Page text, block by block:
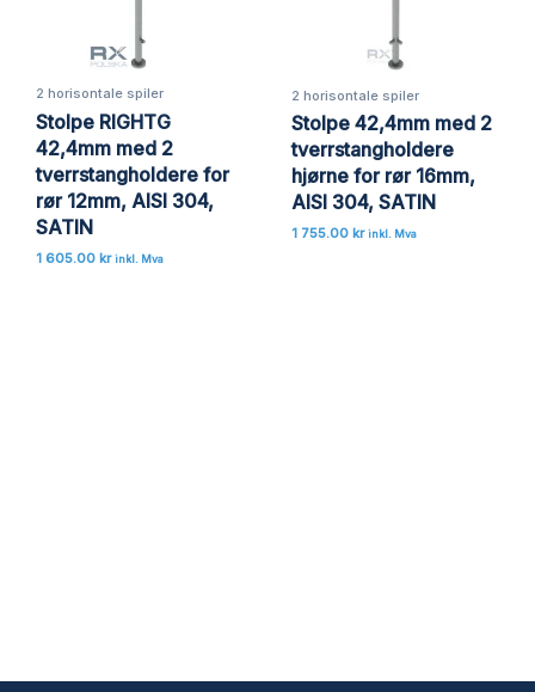
2 horisontale spiler
Stolpe RIGHTG
42,4mm med 2
tverrstangholdere for
rør 12mm, AISI 304,
SATIN
1 605.00 kr inkl. Mva
2 horisontale spiler
Stolpe 42,4mm med 2
tverrstangholdere
hjørne for rør 16mm,
AISI 304, SATIN
1 755.00 kr inkl. Mva